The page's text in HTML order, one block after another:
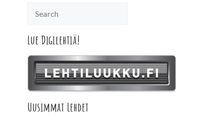
Lue Digilehtiä!
Uusimmat Lehdet